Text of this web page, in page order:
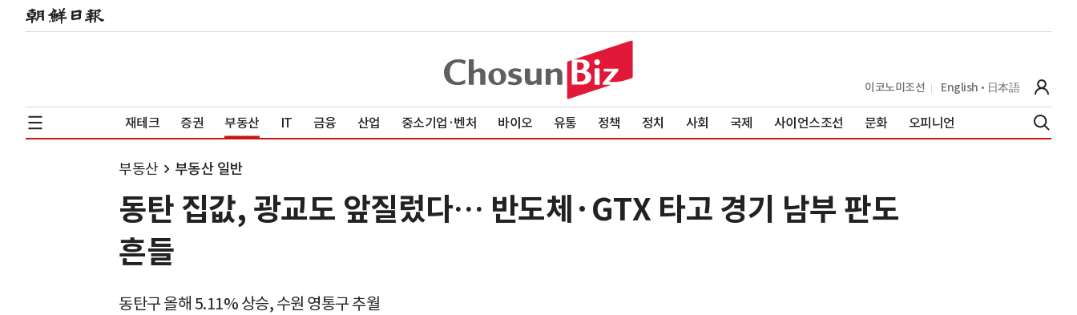
이코노미조선 English 日本語
재테크 증권 부동산 IT 금융 산업 중소기업·벤처 바이오 유통 정책 정치 사회 국제 사이언스조선 문화 오피니언
부동산 부동산 일반
동탄 집값, 광교도 앞질렀다… 반도체·GTX 타고 경기 남부 판도
흔들
동탄구 올해 5.11% 상승, 수원 영통구 추월